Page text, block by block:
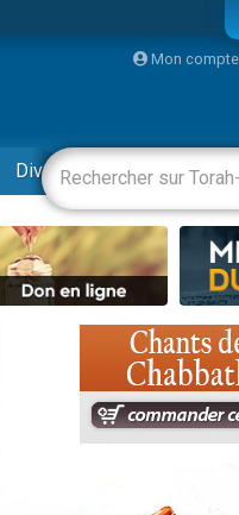
à travers le temps
leur maman
Mon compte
Divertissements Livres